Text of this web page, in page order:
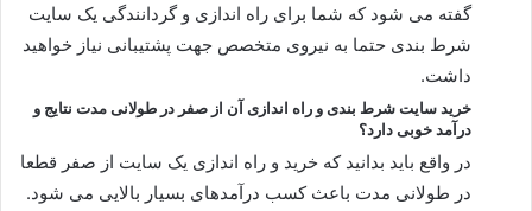
گفته می شود که شما برای راه اندازی و گردانندگی یک سایت
شرط بندی حتما به نیروی متخصص جهت پشتیبانی نیاز خواهید
داشت.
خرید سایت شرط بندی و راه اندازی آن از صفر در طولانی مدت نتایج و
درآمد خوبی دارد؟
در واقع باید بدانید که خرید و راه اندازی یک سایت از صفر قطعا
در طولانی مدت باعث کسب درآمدهای بسیار بالایی می شود.